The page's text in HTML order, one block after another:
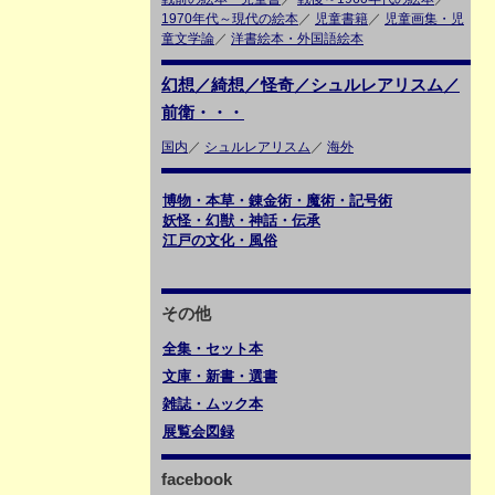
1970年代～現代の絵本／ 児童書籍／ 児童画集・児
童文学論／ 洋書絵本・外国語絵本
幻想／綺想／怪奇／シュルレアリスム／
前衛・・・
国内 ／ シュルレアリスム ／ 海外
博物・本草・錬金術・魔術・記号術
妖怪・幻獣・神話・伝承
江戸の文化・風俗
その他
全集・セット本
文庫・新書・選書
雑誌・ムック本
展覧会図録
facebook